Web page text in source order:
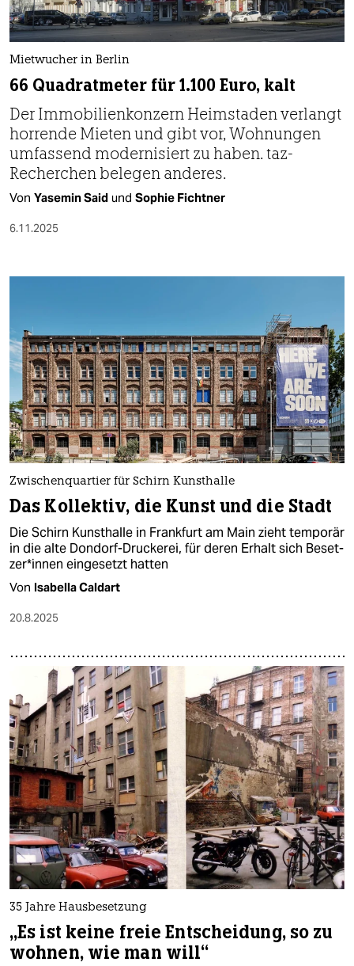
nord
verlag
verlag
veranstaltungen
shop
fragen & hilfe
genossenschaft
epaper login
Mietwucher in Berlin
66 Quadratmeter für 1.100 Euro, kalt
Der Immobilienkonzern Heimstaden verlangt
horrende Mieten und gibt vor, Wohnungen
umfassend modernisiert zu haben. taz-
Recherchen belegen anderes.
Von Yasemin Said und Sophie Fichtner
6.11.2025
Zwischenquartier für Schirn Kunsthalle
Das Kollektiv, die Kunst und die Stadt
Die Schirn Kunsthalle in Frankfurt am Main zieht temporär
in die alte Dondorf-Druckerei, für deren Erhalt sich Be­set­
ze­r*in­nen eingesetzt hatten
Von Isabella Caldart
20.8.2025
35 Jahre Hausbesetzung
„Es ist keine freie Entscheidung, so zu
wohnen, wie man will“